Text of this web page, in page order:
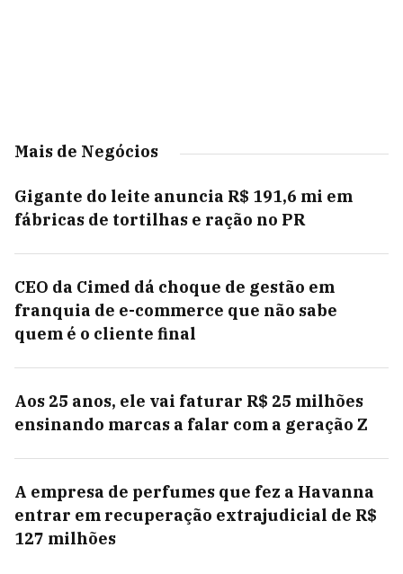
Mais de Negócios
Gigante do leite anuncia R$ 191,6 mi em
fábricas de tortilhas e ração no PR
CEO da Cimed dá choque de gestão em
franquia de e-commerce que não sabe
quem é o cliente final
Aos 25 anos, ele vai faturar R$ 25 milhões
ensinando marcas a falar com a geração Z
A empresa de perfumes que fez a Havanna
entrar em recuperação extrajudicial de R$
127 milhões